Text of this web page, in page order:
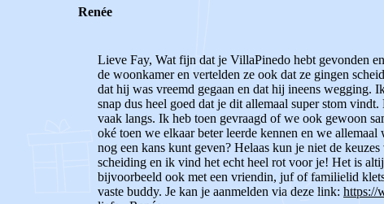
Renée
Lieve Fay, Wat fijn dat je VillaPinedo hebt gevonden
de woonkamer en vertelden ze ook dat ze gingen
dat hij was vreemd gegaan en dat hij ineens wegging.
snap dus heel goed dat je dit allemaal super stom
vaak langs. Ik heb toen gevraagd of we ook gewoon
oké toen we elkaar beter leerde kennen en we
nog een kans kunt geven? Helaas kun je niet de
scheiding en ik vind het echt heel rot voor je! Het is
bijvoorbeeld ook met een vriendin, juf of familielid
vaste buddy. Je kan je aanmelden via deze link: https://